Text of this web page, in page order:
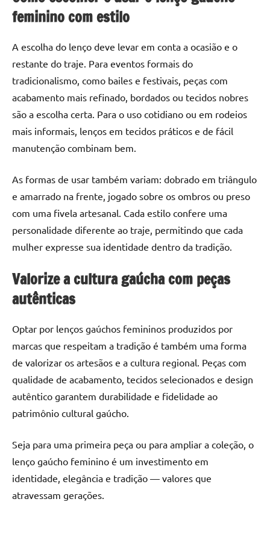
feminino com estilo
A escolha do lenço deve levar em conta a ocasião e o
restante do traje. Para eventos formais do
tradicionalismo, como bailes e festivais, peças com
acabamento mais refinado, bordados ou tecidos nobres
são a escolha certa. Para o uso cotidiano ou em rodeios
mais informais, lenços em tecidos práticos e de fácil
manutenção combinam bem.
As formas de usar também variam: dobrado em triângulo
e amarrado na frente, jogado sobre os ombros ou preso
com uma fivela artesanal. Cada estilo confere uma
personalidade diferente ao traje, permitindo que cada
mulher expresse sua identidade dentro da tradição.
Valorize a cultura gaúcha com peças
autênticas
Optar por lenços gaúchos femininos produzidos por
marcas que respeitam a tradição é também uma forma
de valorizar os artesãos e a cultura regional. Peças com
qualidade de acabamento, tecidos selecionados e design
autêntico garantem durabilidade e fidelidade ao
patrimônio cultural gaúcho.
Seja para uma primeira peça ou para ampliar a coleção, o
lenço gaúcho feminino é um investimento em
identidade, elegância e tradição — valores que
atravessam gerações.